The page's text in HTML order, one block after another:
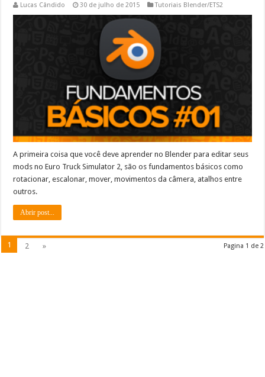
Lucas Cândido 30 de julho de 2015 Tutoriais Blender/ETS2
A primeira coisa que você deve aprender no Blender para editar seus
mods no Euro Truck Simulator 2, são os fundamentos básicos como
rotacionar, escalonar, mover, movimentos da câmera, atalhos entre
outros.
Abrir post...
Pagina 1 de 2
1 2 »